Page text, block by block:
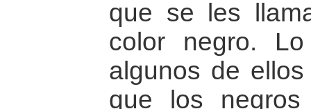
que se les
color negro.
algunos de
que los